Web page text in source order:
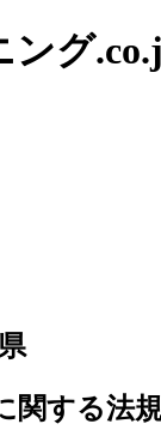
ング
関する法